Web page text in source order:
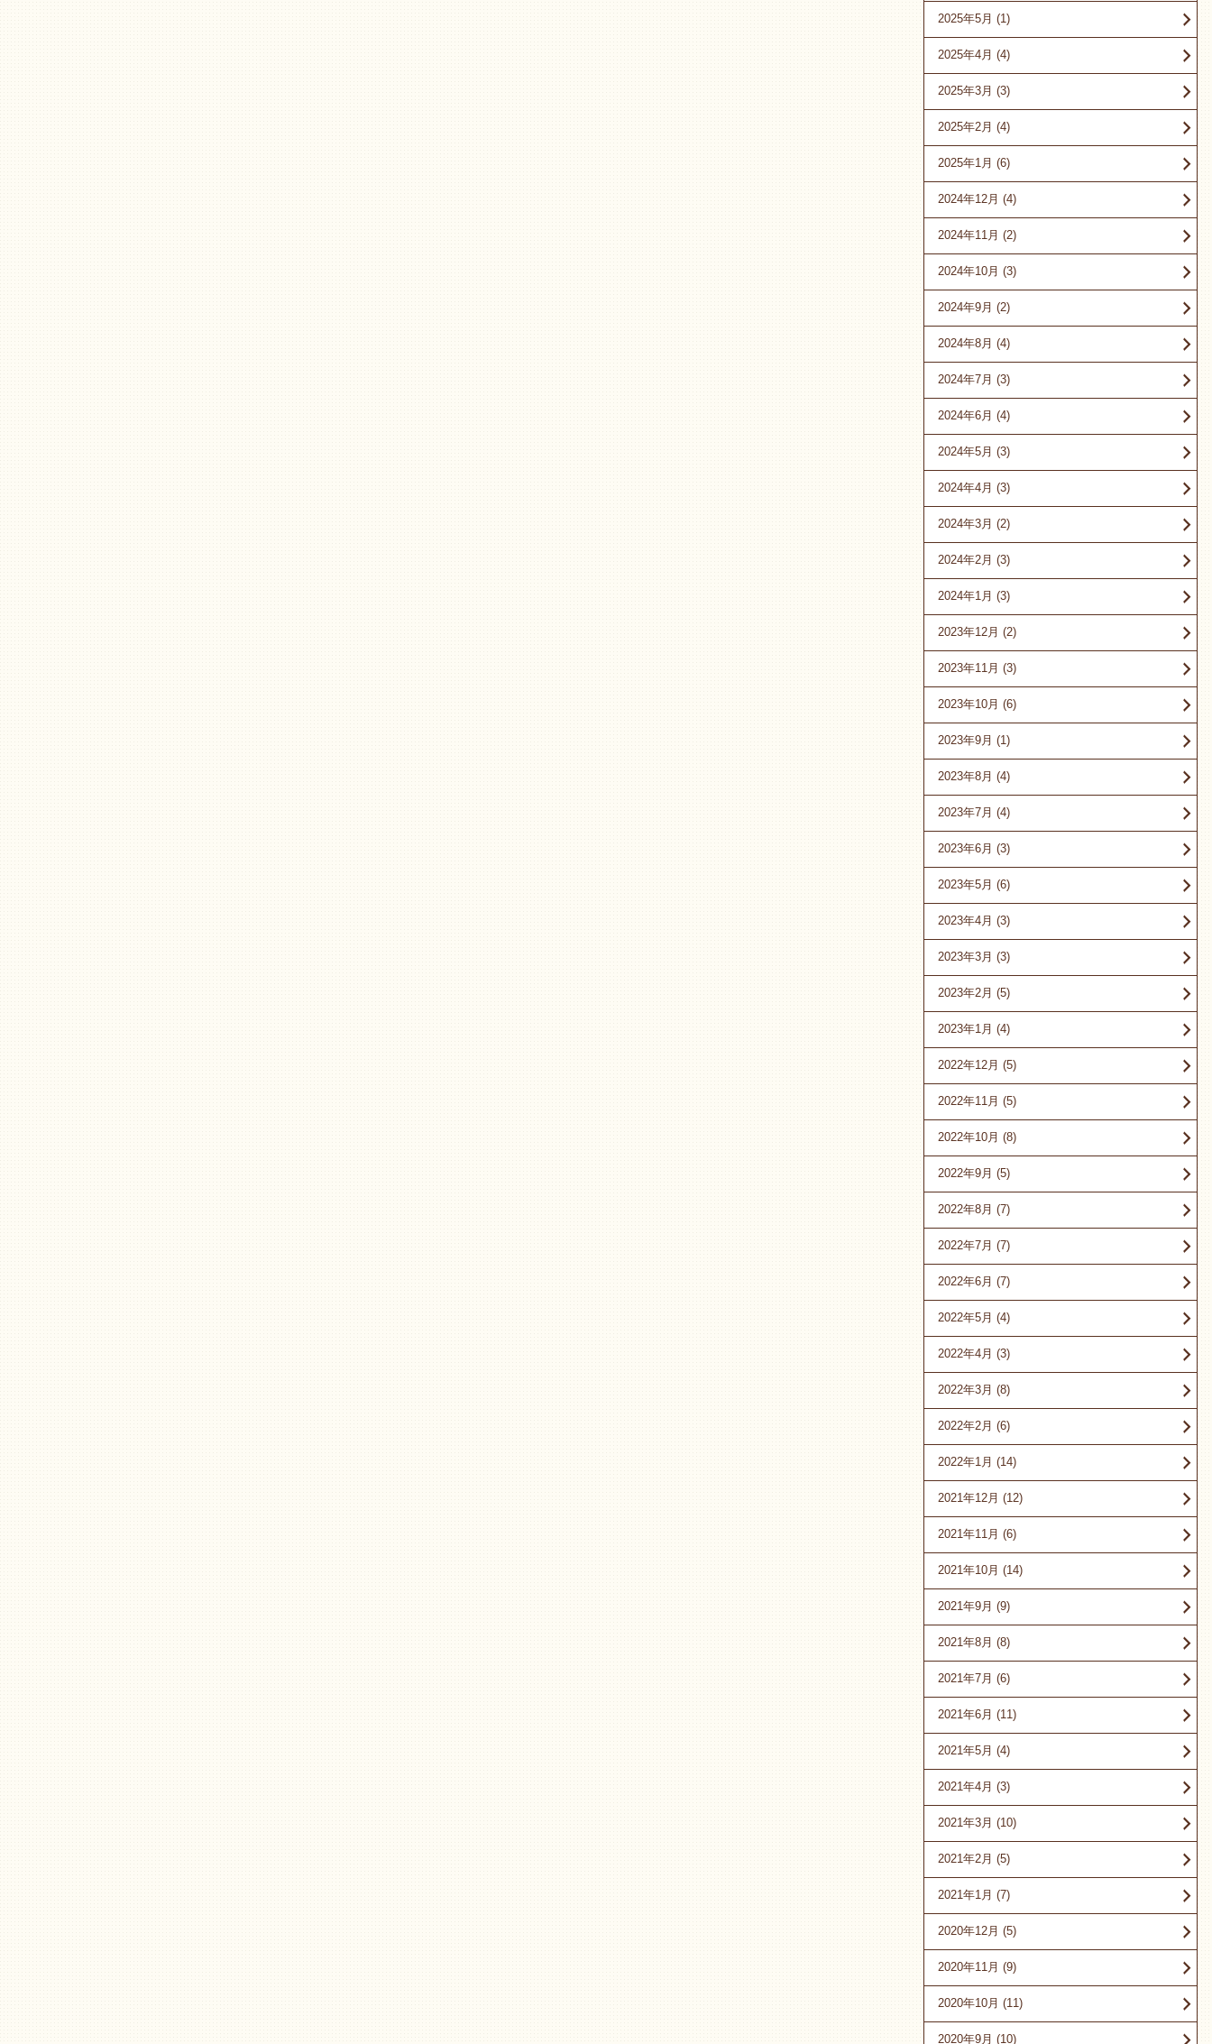
2025年5月 (1)
2025年4月 (4)
2025年3月 (3)
2025年2月 (4)
2025年1月 (6)
2024年12月 (4)
2024年11月 (2)
2024年10月 (3)
2024年9月 (2)
2024年8月 (4)
2024年7月 (3)
2024年6月 (4)
2024年5月 (3)
2024年4月 (3)
2024年3月 (2)
2024年2月 (3)
2024年1月 (3)
2023年12月 (2)
2023年11月 (3)
2023年10月 (6)
2023年9月 (1)
2023年8月 (4)
2023年7月 (4)
2023年6月 (3)
2023年5月 (6)
2023年4月 (3)
2023年3月 (3)
2023年2月 (5)
2023年1月 (4)
2022年12月 (5)
2022年11月 (5)
2022年10月 (8)
2022年9月 (5)
2022年8月 (7)
2022年7月 (7)
2022年6月 (7)
2022年5月 (4)
2022年4月 (3)
2022年3月 (8)
2022年2月 (6)
2022年1月 (14)
2021年12月 (12)
2021年11月 (6)
2021年10月 (14)
2021年9月 (9)
2021年8月 (8)
2021年7月 (6)
2021年6月 (11)
2021年5月 (4)
2021年4月 (3)
2021年3月 (10)
2021年2月 (5)
2021年1月 (7)
2020年12月 (5)
2020年11月 (9)
2020年10月 (11)
2020年9月 (10)